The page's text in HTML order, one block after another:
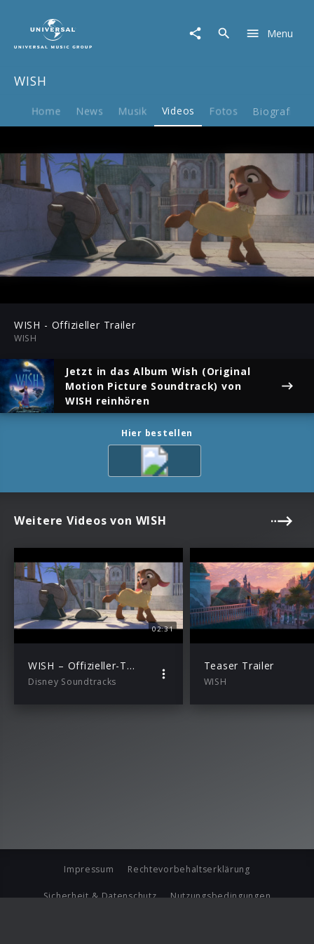
Trailer
Menu
WISH
Home News Musik Videos Fotos Biografie
Play Mute
Play
WISH - Offizieller Trailer
WISH
Jetzt in das Album Wish (Original
Motion Picture Soundtrack) von
WISH reinhören
Hier bestellen
Weitere Videos von WISH
02:31
WISH – Offizieller-Trailer
Disney Soundtracks
Teaser Trailer
WISH
Impressum Rechtevorbehaltserklärung
Sicherheit & Datenschutz Nutzungsbedingungen